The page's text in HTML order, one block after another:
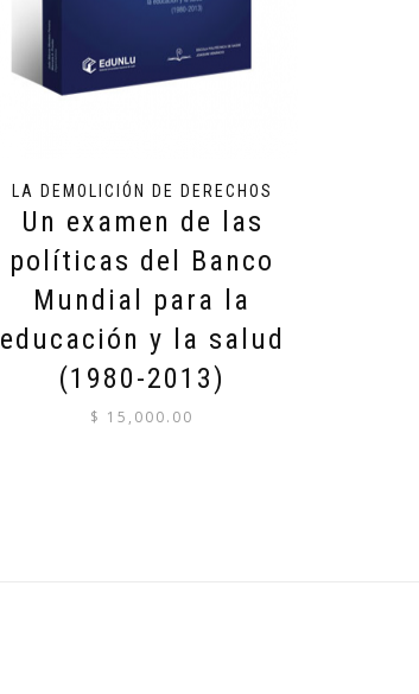
LA DEMOLICIÓN DE DERECHOS
Un examen de las
políticas del Banco
Mundial para la
educación y la salud
(1980-2013)
$ 15,000.00